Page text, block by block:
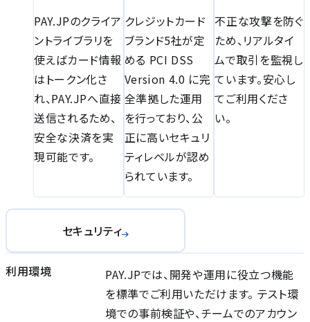
PAY.JPのクライア
ントライブラリを
使えばカード情報
はトークン化さ
れ、PAY.JPへ直接
送信されるため、
安全な決済を実
現可能です。
クレジットカード
ブランド5社が定
める PCI DSS
Version 4.0 に完
全準拠した運用
を行っており、公
正に高いセキュリ
ティレベルが認め
られています。
不正な攻撃を防ぐ
ため、リアルタイ
ムで取引を監視し
ています。安心し
てご利用くださ
い。
セキュリティ
利用環境
PAY.JPでは、開発や運用に役立つ機能
を標準でご利用いただけます。 テスト環
境での事前検証や、チームでのアカウン